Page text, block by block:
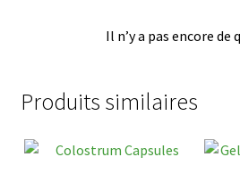
Il n’y a pas encore de
Produits similaires